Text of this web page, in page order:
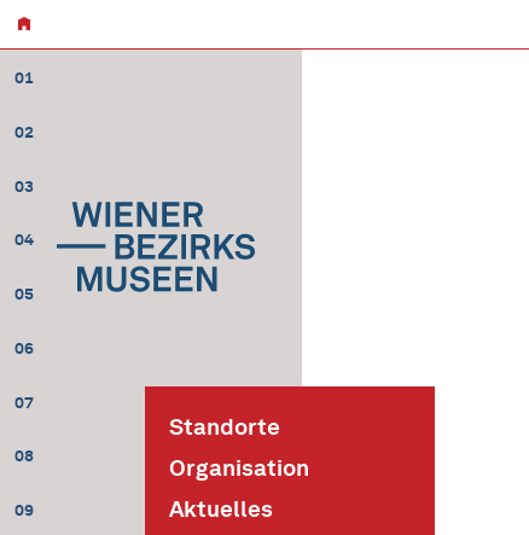
01
02
03
04
05
06
07
08
09
Standorte
Organisation
Aktuelles